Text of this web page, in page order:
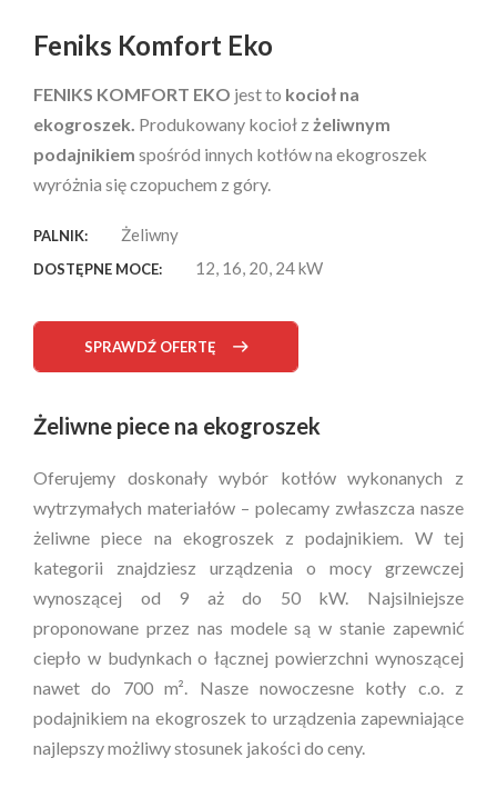
Feniks Komfort Eko
FENIKS KOMFORT EKO jest to kocioł na
ekogroszek. Produkowany kocioł z żeliwnym
podajnikiem spośród innych kotłów na ekogroszek
wyróżnia się czopuchem z góry.
PALNIK: Żeliwny
DOSTĘPNE MOCE: 12, 16, 20, 24 kW
SPRAWDŹ OFERTĘ
Żeliwne piece na ekogroszek
Oferujemy doskonały wybór kotłów wykonanych z
wytrzymałych materiałów – polecamy zwłaszcza nasze
żeliwne piece na ekogroszek z podajnikiem. W tej
kategorii znajdziesz urządzenia o mocy grzewczej
wynoszącej od 9 aż do 50 kW. Najsilniejsze
proponowane przez nas modele są w stanie zapewnić
ciepło w budynkach o łącznej powierzchni wynoszącej
nawet do 700 m². Nasze nowoczesne kotły c.o. z
podajnikiem na ekogroszek to urządzenia zapewniające
najlepszy możliwy stosunek jakości do ceny.